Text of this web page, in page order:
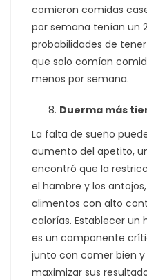
comieron comidas
por semana tenían un
probabilidades de
que solo comían
menos por semana.
Duerma más
La falta de sueño
aumento del apetito,
encontró que la
el hambre y los
alimentos con alto
calorías. Establecer un
es un componente
junto con comer bien y
maximizar sus